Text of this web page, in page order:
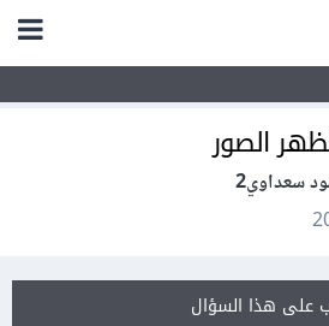
الصور
سعداوي2
على هذا السؤال